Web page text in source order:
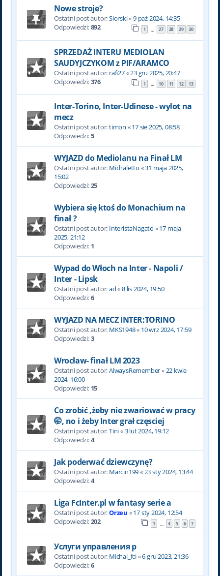
Nowe stroje?
Ostatni post autor:Siorski«9 paź 2024, 14:35
Odpowiedzi:892 1 … 27 28 29 30
SPRZEDAŻ INTERU MEDIOLAN
SAUDYJCZYKOM z PIF/ARAMCO
Ostatni post autor: rafi27«23 gru 2025, 20:47
Odpowiedzi:376 1 … 10 11 12 13
Inter-Torino, Inter-Udinese - wylot na
mecz
Ostatni post autor:timon «17 sie 2025, 08:58
Odpowiedzi:5
WYJAZD do Mediolanu na Finał LM
Ostatni post autor: Michaletto «31 maja 2025,
15:02
Odpowiedzi:25
Wybiera się ktoś do Monachium na
finał ?
Ostatni post autor: InteristaNagato «17 maja
2025, 21:12
Odpowiedzi: 1
Wypad do Włoch na Inter - Napoli /
Inter - Lipsk
Ostatni post autor:ad«8 lis 2024, 19:50
Odpowiedzi:6
WYJAZD NA MECZ INTER:TORINO
Ostatni post autor: MKS1948« 10 wrz 2024, 17:59
Odpowiedzi:3
Wrocław- finał LM 2023
Ostatni post autor:AlwaysRemember«22 kwie
2024, 16:00
Odpowiedzi: 15
Co zrobić ,żeby nie zwariować w pracy
🤭, no i żeby Inter grał częsciej
Ostatni post autor:Tini«3 lut 2024, 19:12
Odpowiedzi:4
Jak poderwać dziewczynę?
Ostatni post autor: Marcin199«23 sty 2024, 13:44
Odpowiedzi:4
Liga FcInter.pl w fantasy serie a
Ostatni post autor:Orzeu «17 sty 2024, 12:54
Odpowiedzi:202 1 … 4 5 6 7
Услуги управления р
Ostatni post autor: Michal_fci«6 gru 2023, 21:36
Odpowiedzi:6